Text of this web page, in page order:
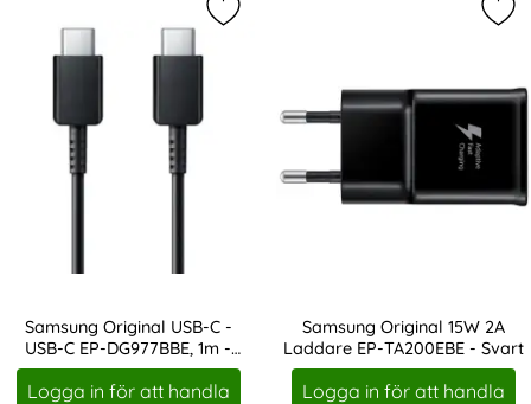
Samsung Original USB-C -
USB-C EP-DG977BBE, 1m -
Svart
Art. nr 13857
Logga in för att handla
Markera samsung Original USB-C -
Samsung Original 15W 2A
Laddare EP-TA200EBE - Svart
Art. nr 13861
Logga in för att handla